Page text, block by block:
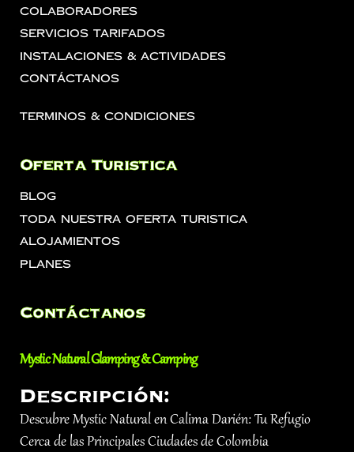
Colaboradores
Servicios Tarifados
Instalaciones & Actividades
Contáctanos
Terminos & Condiciones
Oferta Turistica
Blog
Toda Nuestra Oferta Turistica
Alojamientos
Planes
Contáctanos
Mystic Natural Glamping & Camping
Descripción:
Descubre Mystic Natural en Calima Darién: Tu Refugio
Cerca de las Principales Ciudades de Colombia